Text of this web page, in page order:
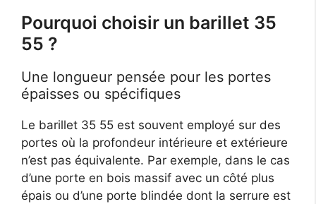
Pourquoi choisir un barillet 35
55 ?
Une longueur pensée pour les portes
épaisses ou spécifiques
Le barillet 35 55 est souvent employé sur des
portes où la profondeur intérieure et extérieure
n’est pas équivalente. Par exemple, dans le cas
d’une porte en bois massif avec un côté plus
épais ou d’une porte blindée dont la serrure est